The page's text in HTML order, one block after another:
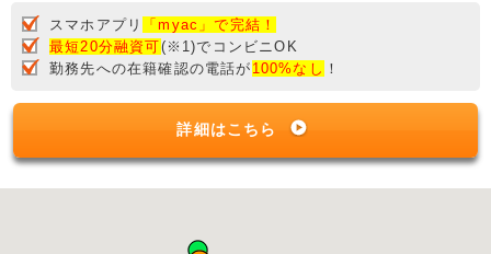
スマホアプリ
「myac」で完結！
最短20分融資可(※1)でコンビニOK
勤務先への在籍確認の電話が 100%なし ！
詳細はこちら